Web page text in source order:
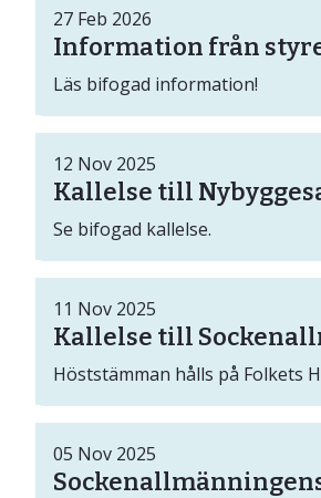
Information från
27 Feb 2026
Läs bifogad information!
Kallelse till
12 Nov 2025
Se bifogad kallelse.
Kallelse till
11 Nov 2025
Höststämman hålls på Folkets
05 Nov 2025